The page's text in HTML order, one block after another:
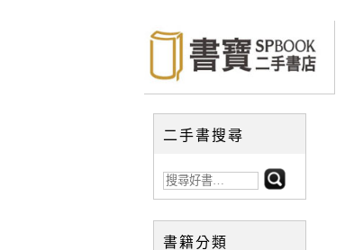
二手書搜尋
書籍分類